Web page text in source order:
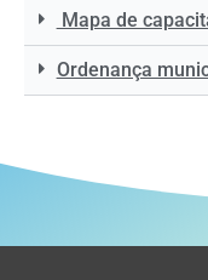
Mapa de
Ordenança